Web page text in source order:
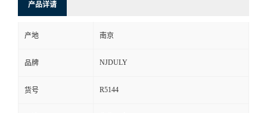
产品详请
产地 南京
品牌 NJDULY
货号 R5144